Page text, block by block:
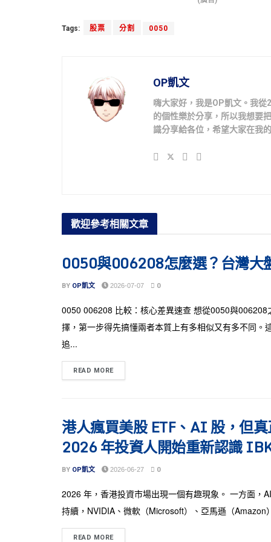
Tags: 股票 分割 0050
OP凱文
嗨大家好，我是OP凱文。我
的個性樂於分享，所以我想要
識分享給各位，希望大家在我
歡迎參考相關文章
0050與006208怎麼選？台灣大
BY OP凱文 2026-07-07 0
0050 006208 比較：核心差異速查 想從0050與006208
擇，第一步得先搞懂兩者本質上有多相似又有多不同。
追...
READ MORE
港人瘋買美股 ETF、AI 股，但
2026 年投資人開始重新認識
BY OP凱文 2026-06-27 0
2026 年，香港投資市場出現一個有趣現象。 一方面，
持續，NVIDIA、微軟（Microsoft）、亞馬遜（Amazon
READ MORE